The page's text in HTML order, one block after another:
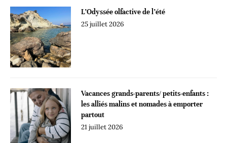
L’Odyssée olfactive de l’été
25 juillet 2026
Vacances grands-parents/ petits-enfants :
les alliés malins et nomades à emporter
partout
21 juillet 2026